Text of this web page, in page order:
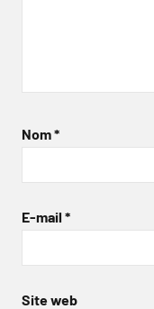
Nom*
E-mail *
Site web